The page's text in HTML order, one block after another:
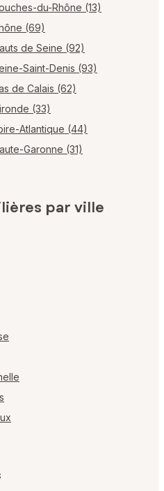
du-Rhône (13)
(69)
de Seine (92)
Saint-Denis (93)
de Calais (62)
(33)
Atlantique (44)
Garonne (31)
par ville